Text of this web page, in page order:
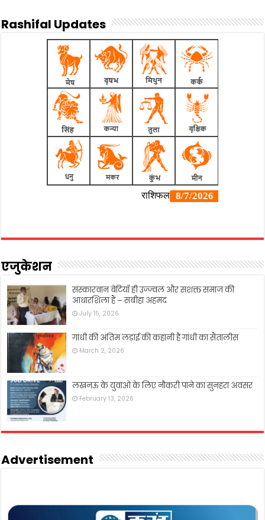
Rashifal Updates
एजुकेशन
संस्कारवान बेटियाँ ही उज्ज्वल और सशक्त समाज की
आधारशिला हैं – सबीहा अहमद
July 15, 2026
गांधी की अंतिम लड़ाई की कहानी है गांधी का सैंतालीस
March 2, 2026
लखनऊ के युवाओं के लिए नौकरी पाने का सुनहरा अवसर
February 13, 2026
Advertisement